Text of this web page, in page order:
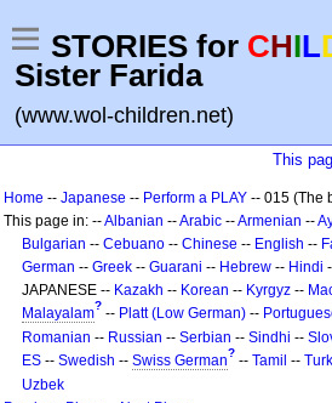
STORIES for CHIL
Sister Farida
(www.wol-children.net)
This
Home -- Japanese -- Perform a PLAY -- 015 (The
This page in: --Albanian --Arabic --Armenian --
Bulgarian -- Cebuano -- Chinese -- English --
German -- Greek -- Guarani -- Hebrew -- Hindi
JAPANESE -- Kazakh -- Korean -- Kyrgyz --
Malayalam? -- Platt (Low German) --
Romanian -- Russian -- Serbian -- Sindhi --
ES -- Swedish -- Swiss German? -- Tamil --
Uzbek